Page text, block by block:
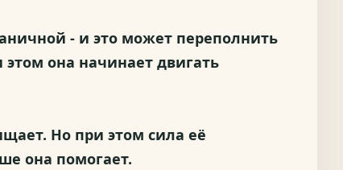
- и это может переполнить
этом она начинает двигать
Но при этом сила её
она помогает.